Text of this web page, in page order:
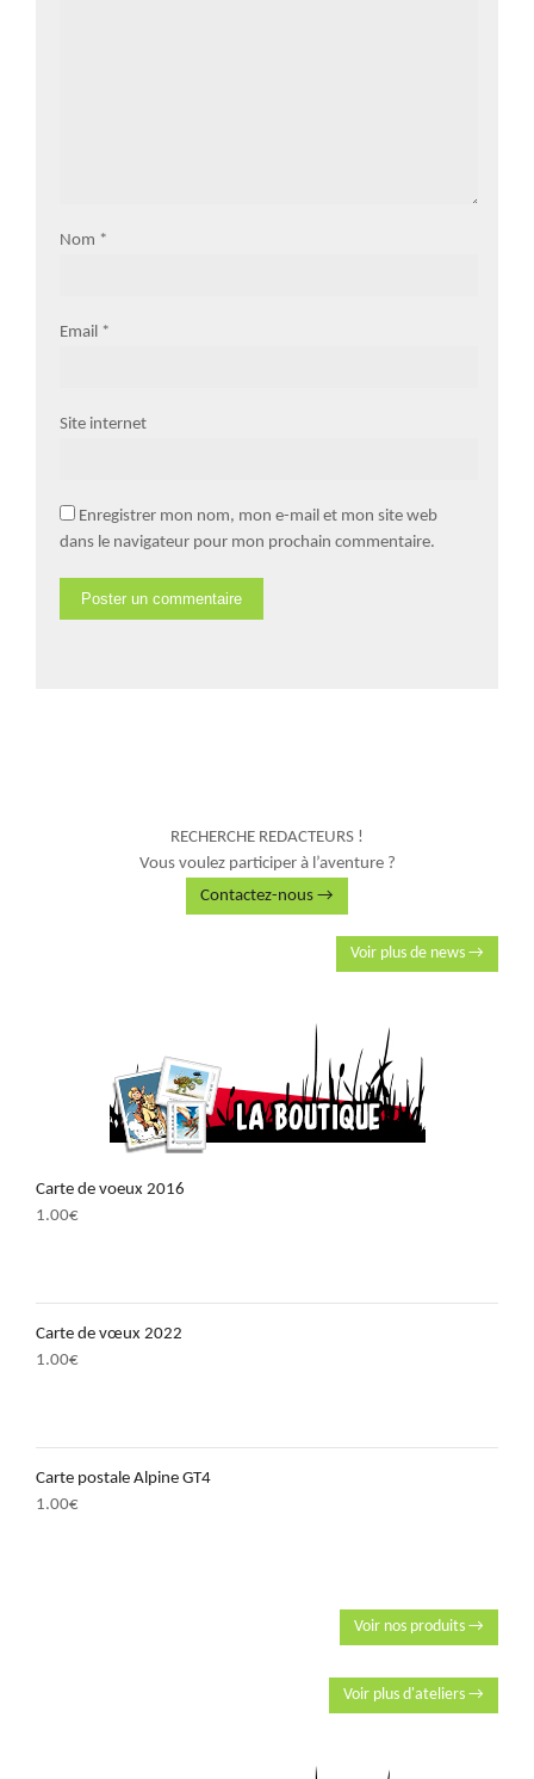
Nom *
Email *
Site internet
Enregistrer mon nom, mon e-mail et mon site web
dans le navigateur pour mon prochain commentaire.
RECHERCHE REDACTEURS !
Vous voulez participer à l’aventure ?
Contactez-nous →
Voir plus de news →
Carte de voeux 2016
1.00€
Carte de vœux 2022
1.00€
Carte postale Alpine GT4
1.00€
Voir nos produits →
Voir plus d'ateliers →